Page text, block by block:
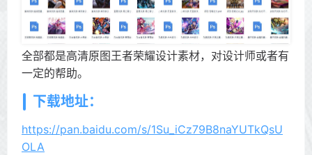
全部都是高清原图王者荣耀设计素材，对设计师或者有
一定的帮助。
下载地址：
https://pan.baidu.com/s/1Su_iCz79B8naYUTkQsU
OLA